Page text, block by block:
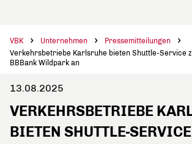
VBK Unternehmen
Pressemitteilungen
Verkehrsbetriebe Karlsruhe bieten Shuttle-Service
BBBank Wildpark an
13.08.2025
VERKEHRSBETRIEBE
BIETEN SHUTTLE-